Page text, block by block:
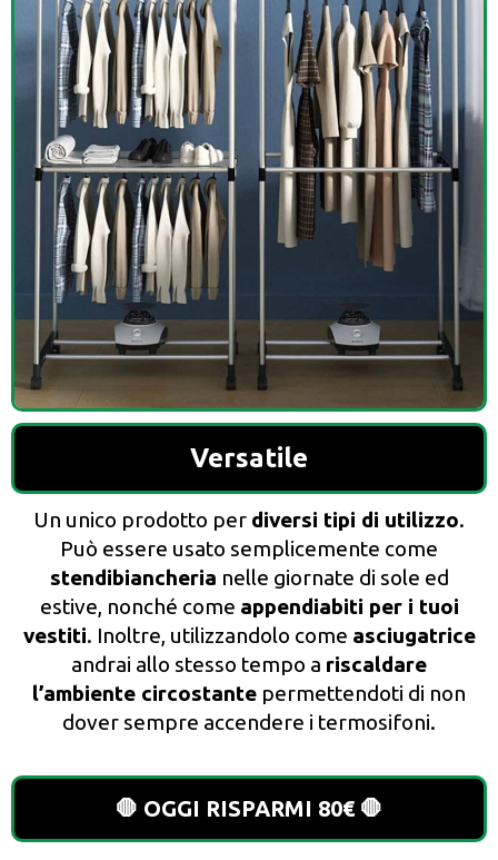
Versatile
Un unico prodotto per diversi tipi di utilizzo.
Può essere usato semplicemente come
stendibiancheria nelle giornate di sole ed
estive, nonché come appendiabiti per i tuoi
vestiti. Inoltre, utilizzandolo come asciugatrice
andrai allo stesso tempo a riscaldare
l’ambiente circostante permettendoti di non
dover sempre accendere i termosifoni.
🛑 OGGI RISPARMI 80€ 🛑